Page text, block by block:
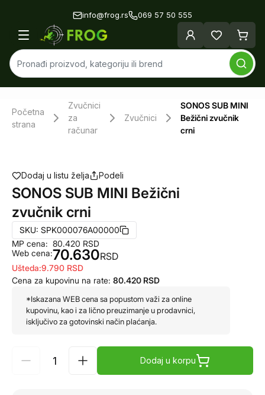
info@frog.rs 069 57 50 555
Početna
strana
Zvučnici
za
računar
Zvučnici
SONOS SUB MINI
Bežični zvučnik
crni
Dodaj u listu želja Podeli
SONOS SUB MINI Bežični
zvučnik crni
SKU: SPK000076A00000
MP cena:
Web cena:
80.420 RSD
70.630RSD
Ušteda:9.790 RSD
Cena za kupovinu na rate: 80.420 RSD
*Iskazana WEB cena sa popustom važi za online
kupovinu, kao i za lično preuzimanje u prodavnici,
isključivo za gotovinski način plaćanja.
Dodaj u korpu